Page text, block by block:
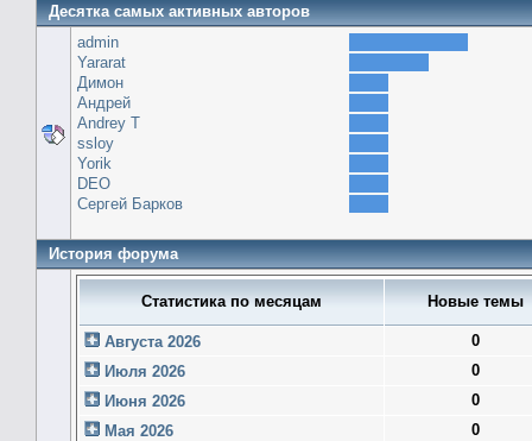
Десятка самых активных авторов
admin
Yararat
Димон
Андрей
Andrey T
ssloy
Yorik
DEO
Сергей Барков
История форума
Статистика по месяцам Новые темы
Августа 2026
0
Июля 2026
0
Июня 2026
0
Мая 2026
0